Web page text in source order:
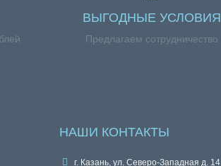
ВЫГОДНЫЕ УСЛОВИЯ
Предлагаем сотрудничество
НАШИ КОНТАКТЫ
г. Казань, ул. Северо-Западная д. 14